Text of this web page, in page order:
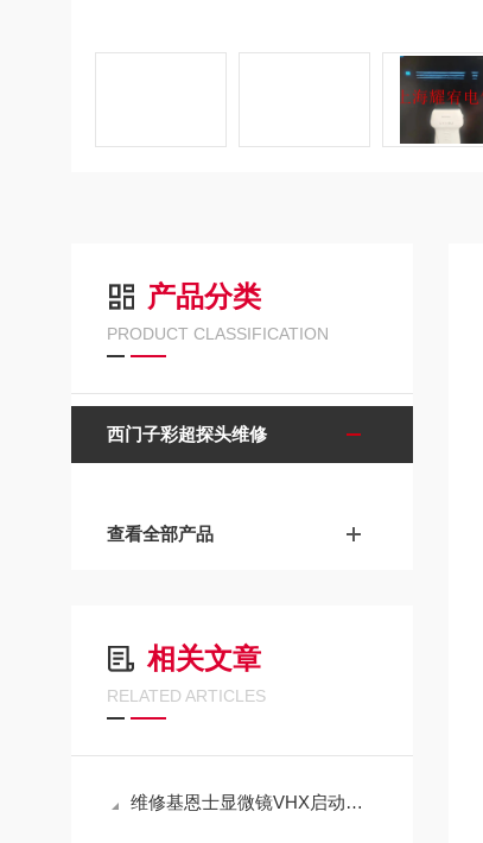
产品分类
PRODUCT CLASSIFICATION
西门子彩超探头维修
查看全部产品
相关文章
RELATED ARTICLES
维修基恩士显微镜VHX启动面板黑屏不亮（芯片级修理）